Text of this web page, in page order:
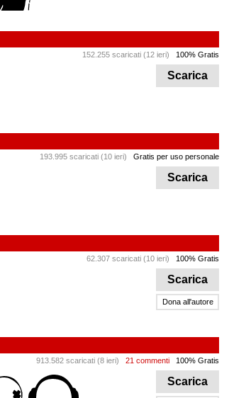
152.255 scaricati (12 ieri) 100% Gratis
Scarica
193.995 scaricati (10 ieri) Gratis per uso personale
Scarica
62.307 scaricati (10 ieri) 100% Gratis
Scarica
Dona all'autore
913.582 scaricati (8 ieri) 21 commenti 100% Gratis
Scarica